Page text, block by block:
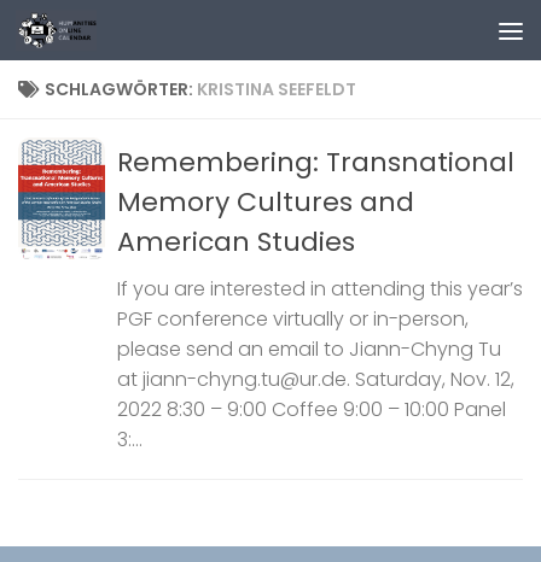
Zum Inhalt springen
SCHLAGWÖRTER: KRISTINA SEEFELDT
Remembering: Transnational
Memory Cultures and
American Studies
If you are interested in attending this year’s
PGF conference virtually or in-person,
please send an email to Jiann-Chyng Tu
at jiann-chyng.tu@ur.de. Saturday, Nov. 12,
2022 8:30 – 9:00 Coffee 9:00 – 10:00 Panel
3:...